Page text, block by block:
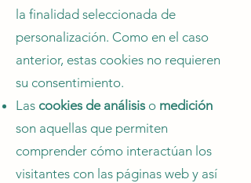
la finalidad seleccionada de
personalización. Como en el caso
anterior, estas cookies no requieren
su consentimiento.
Las cookies de análisiso medición
son aquellas que permiten
comprender cómo interactúan los
visitantes con las páginas web y así